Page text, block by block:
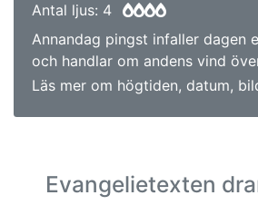
Antal ljus: 4
Annandag pingst infaller dagen
och handlar om andens vind
Läs mer om högtiden, datum,
Evangelietexten